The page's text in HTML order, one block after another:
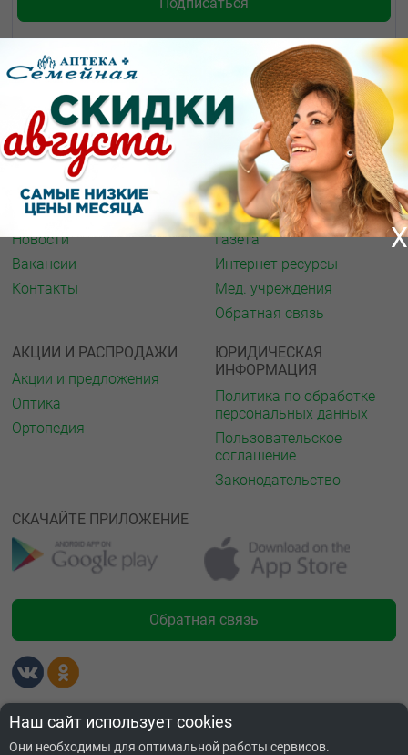
X
О КОМПАНИИ
О нас
Акции
Архив акций
Новости
Вакансии
Контакты
ИНФОРМАЦИЯ
Аптечная справка
Адреса аптек
Спорт и фитнес
Газета
Интернет ресурсы
Мед. учреждения
Обратная связь
АКЦИИ И РАСПРОДАЖИ
Акции и предложения
Оптика
Ортопедия
ЮРИДИЧЕСКАЯ
ИНФОРМАЦИЯ
Политика по обработке
персональных данных
Пользовательское
соглашение
Законодательство
СКАЧАЙТЕ ПРИЛОЖЕНИЕ
Обратная связь
Лицензии
Наш сайт использует cookies
Они необходимы для оптимальной работы сервисов.